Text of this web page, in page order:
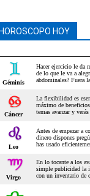
HOROSCOPO HOY